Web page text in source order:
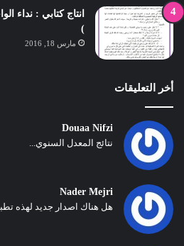
انتاج كتابي : نداء
)
مارس 18, 2016
أخر التعليقات
Douaa Nifzi
نتائج المعدل السنوي...
Nader Mejri
هل هناك اصدار جديد لهذه